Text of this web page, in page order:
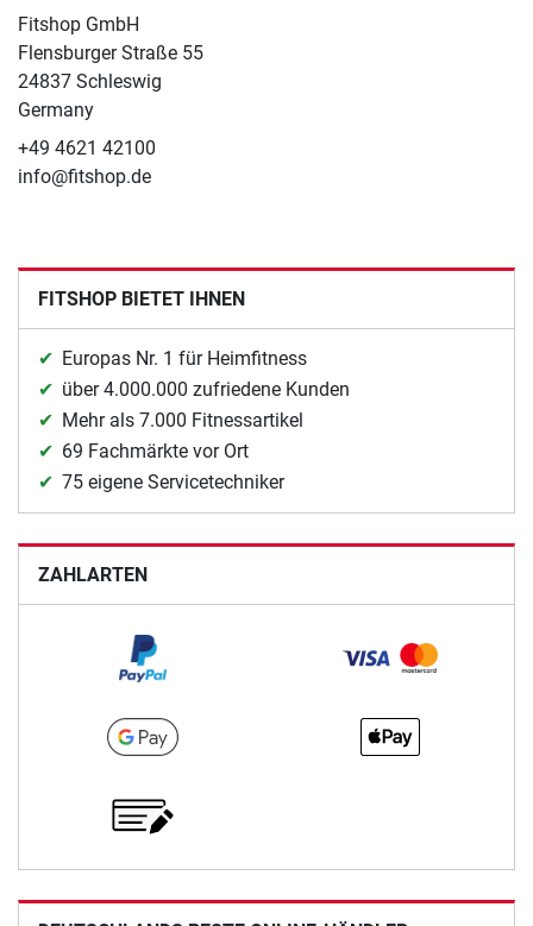
Fitshop GmbH
Flensburger Straße 55
24837 Schleswig
Germany
+49 4621 42100
info@fitshop.de
FITSHOP BIETET IHNEN
Europas Nr. 1 für Heimfitness
über 4.000.000 zufriedene Kunden
Mehr als 7.000 Fitnessartikel
69 Fachmärkte vor Ort
75 eigene Servicetechniker
ZAHLARTEN